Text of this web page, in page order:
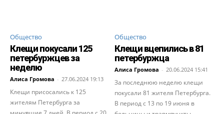
Общество
Клещи покусали 125
петербуржцев за
неделю
Алиса Громова - 27.06.2024 19:13
Клещи присосались к 125
жителям Петербурга за
Общество
Клещи вцепились в 81
петербуржца
Алиса Громова - 20.06.2024 15:41
За последнюю неделю клещи
покусали 81 жителя Петербурга.
В период с 13 по 19 июня в